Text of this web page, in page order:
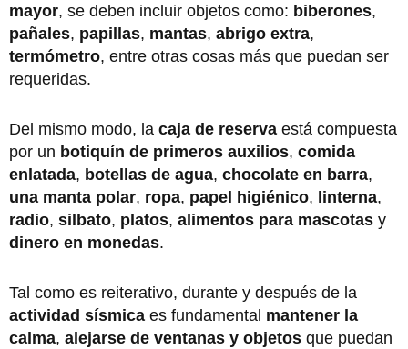
mayor, se deben incluir objetos como: biberones,
pañales, papillas, mantas, abrigo extra,
termómetro, entre otras cosas más que puedan ser
requeridas.
Del mismo modo, la caja de reserva está compuesta
por un botiquín de primeros auxilios, comida
enlatada, botellas de agua, chocolate en barra,
una manta polar, ropa, papel higiénico, linterna,
radio, silbato, platos, alimentos para mascotas y
dinero en monedas.
Tal como es reiterativo, durante y después de la
actividad sísmica es fundamental mantener la
calma, alejarse de ventanas y objetos que puedan